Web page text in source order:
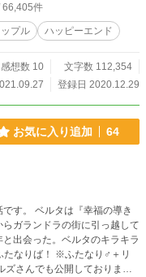
66,405件
プル ハッピーエンド
感想数 10
文字数 112,354
登録日 2020.12.29
お気に入り追加 64
の導き
ガランドラの街に引っ越して
出会った。ベルタのキラキラ
さんでも公開しておりま